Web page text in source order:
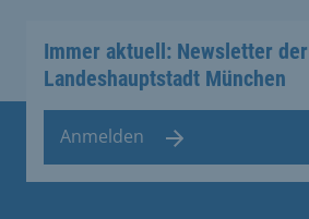
Immer aktuell: Newsletter der
Landeshauptstadt München
Anmelden